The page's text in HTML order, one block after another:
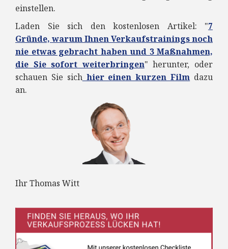
einstellen.
Laden Sie sich den kostenlosen Artikel: "7
Gründe, warum Ihnen Verkaufstrainings noch
nie etwas gebracht haben und 3 Maßnahmen,
die Sie sofort weiterbringen" herunter, oder
schauen Sie sichhier einen kurzen Film dazu
an.
Ihr Thomas Witt